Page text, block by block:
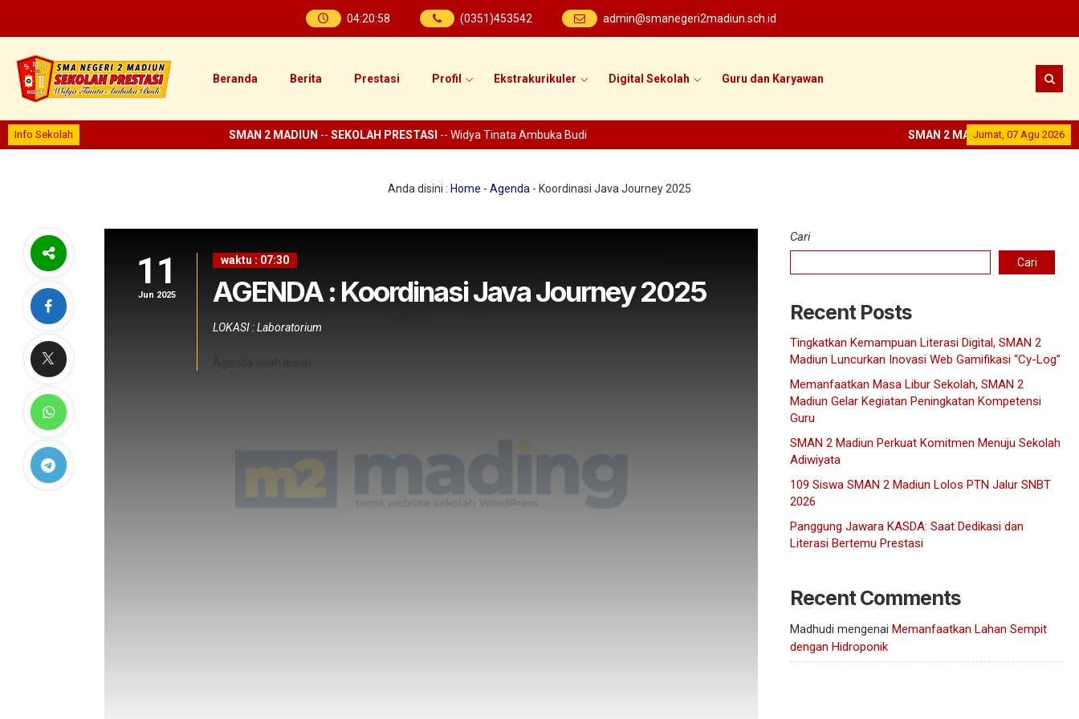
04:20:58 (0351)453542 admin@smanegeri2madiun.sch.id
Beranda Berita Prestasi Profil Ekstrakurikuler Digital Sekolah Guru dan Karyawan
Info Sekolah Jumat, 07 Agu 2026
SMAN 2 MADIUN--SEKOLAH
SMAN 2 MADIUN --SEKOLAH PRESTASI-- Widya Tinata Ambuka Budi
Anda disini : Home - Agenda - Koordinasi Java Journey 2025
11
Jun 2025
waktu : 07:30
AGENDA : Koordinasi Java Journey 2025
LOKASI : Laboratorium
Cari
Cari
Recent Posts
Tingkatkan Kemampuan Literasi Digital, SMAN 2
Madiun Luncurkan Inovasi Web Gamifikasi “Cy-Log”
Memanfaatkan Masa Libur Sekolah, SMAN 2
Madiun Gelar Kegiatan Peningkatan Kompetensi
Guru
SMAN 2 Madiun Perkuat Komitmen Menuju Sekolah
Adiwiyata
109 Siswa SMAN 2 Madiun Lolos PTN Jalur SNBT
2026
Panggung Jawara KASDA: Saat Dedikasi dan
Literasi Bertemu Prestasi
Recent Comments
Madhudi mengenai Memanfaatkan Lahan Sempit
dengan Hidroponik